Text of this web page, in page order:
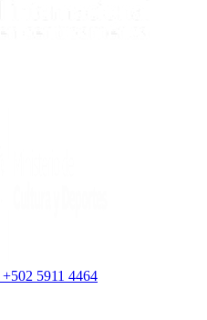
+502 5911 4464